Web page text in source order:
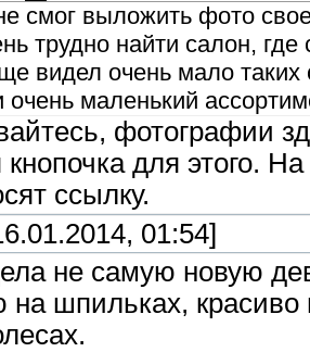
смог выложить фото
трудно найти салон,
видел очень мало
маленький
фотографии
для этого.
ссылку.
01:54]
не самую новую
на шпильках,